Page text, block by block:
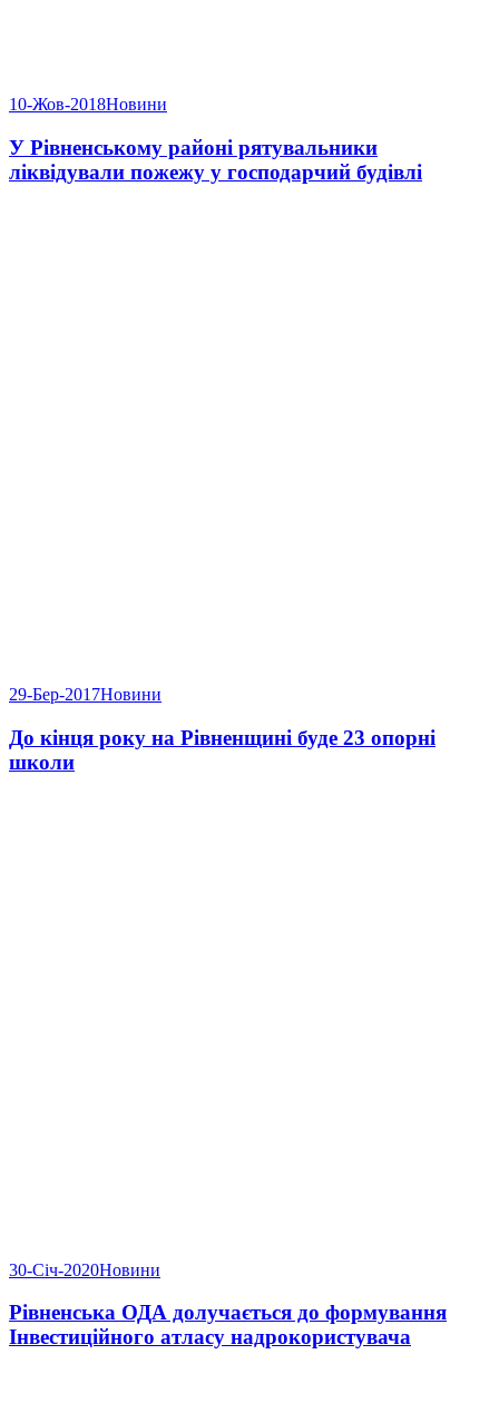
10-Жов-2018Новини
У Рівненському районі рятувальники
ліквідували пожежу у господарчий будівлі
29-Бер-2017Новини
До кінця року на Рівненщині буде 23 опорні
школи
30-Січ-2020Новини
Рівненська ОДА долучається до формування
Інвестиційного атласу надрокористувача